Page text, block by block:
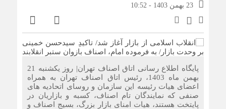
23 بهمن 1403 - 10:52
پایگاه اطلاع رسانی اتاق اصناف تهران| روز یکشنبه 21
بهمن ماه 1403، رئیس اتاق اصناف تهران به همراه
اعضای هیات رئیسه این سازمان و روسای اتحادیه های
صنفی که نمایندگان تام اصناف، کسبه و بازاریان در
پایتخت هستند، هیات امنای بازار بزرگ، بسیج اصناف و